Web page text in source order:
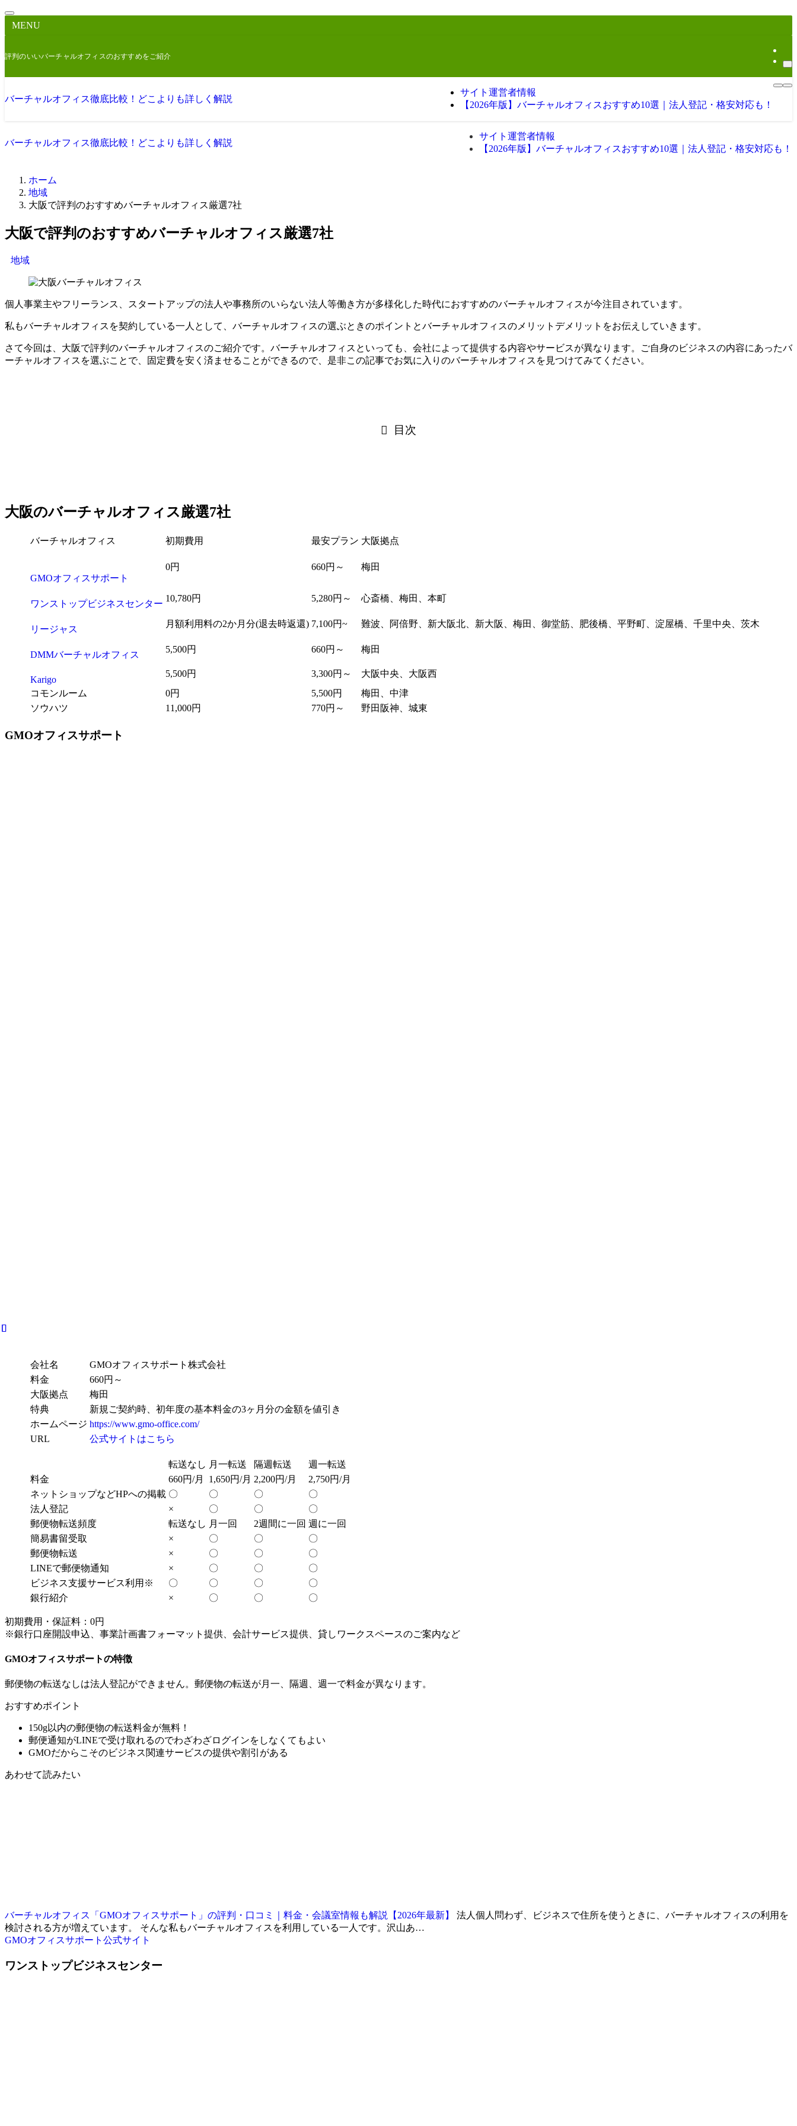
MENU
評判のいいバーチャルオフィスのおすすめをご紹介
バーチャルオフィス徹底比較！どこよりも詳しく解説
サイト運営者情報
【2026年版】バーチャルオフィスおすすめ10選｜法人登記・格安対応も！
バーチャルオフィス徹底比較！どこよりも詳しく解説
サイト運営者情報
【2026年版】バーチャルオフィスおすすめ10選｜法人登記・格安対応も！
ホーム
地域
大阪で評判のおすすめバーチャルオフィス厳選7社
大阪で評判のおすすめバーチャルオフィス厳選7社
地域
個人事業主やフリーランス、スタートアップの法人や事務所のいらない法人等働き方が多様化した時代におすすめのバーチャルオフィスが今注目されています。
私もバーチャルオフィスを契約している一人として、バーチャルオフィスの選ぶときのポイントとバーチャルオフィスのメリットデメリットをお伝えしていきます。
さて今回は、大阪で評判のバーチャルオフィスのご紹介です。バーチャルオフィスといっても、会社によって提供する内容やサービスが異なります。ご自身のビジネスの内容にあったバ
ーチャルオフィスを選ぶことで、固定費を安く済ませることができるので、是非この記事でお気に入りのバーチャルオフィスを見つけてみてください。
目次
大阪のバーチャルオフィス厳選7社
バーチャルオフィス 初期費用 最安プラン 大阪拠点
GMOオフィスサポート
0円 660円～ 梅田
ワンストップビジネスセンター
10,780円 5,280円～ 心斎橋、梅田、本町
リージャス
月額利用料の2か月分(退去時返還) 7,100円~ 難波、阿倍野、新大阪北、新大阪、梅田、御堂筋、肥後橋、平野町、淀屋橋、千里中央、茨木
DMMバーチャルオフィス
5,500円 660円～ 梅田
Karigo
5,500円 3,300円～
大阪中央、大阪西
コモンルーム
0円 5,500円
梅田、中津
ソウハツ
11,000円 770円～ 野田阪神、城東
GMOオフィスサポート
会社名
GMOオフィスサポート株式会社
料金
660円～
大阪拠点
梅田
特典
新規ご契約時、初年度の基本料金の3ヶ月分の金額を値引き
ホームページ https://www.gmo-office.com/
URL
公式サイトはこちら
転送なし 月一転送 隔週転送
週一転送
料金
660円/月 1,650円/月 2,200円/月
2,750円/月
ネットショップなどHPへの掲載 〇 〇 〇
〇
法人登記
× 〇 〇
〇
郵便物転送頻度
転送なし 月一回 2週間に一回 週に一回
簡易書留受取
× 〇 〇
〇
郵便物転送
× 〇 〇
〇
LINEで郵便物通知
× 〇 〇
〇
ビジネス支援サービス利用※
〇 〇 〇
〇
銀行紹介
× 〇 〇 〇
初期費用・保証料：0円
※銀行口座開設申込、事業計画書フォーマット提供、会計サービス提供、貸しワークスペースのご案内など
GMOオフィスサポートの特徴
郵便物の転送なしは法人登記ができません。郵便物の転送が月一、隔週、週一で料金が異なります。
おすすめポイント
150g以内の郵便物の転送料金が無料！
郵便通知がLINEで受け取れるのでわざわざログインをしなくてもよい
GMOだからこそのビジネス関連サービスの提供や割引がある
あわせて読みたい
バーチャルオフィス「GMOオフィスサポート」の評判・口コミ｜料金・会議室情報も解説【2026年最新】
法人個人問わず、ビジネスで住所を使うときに、バーチャルオフィスの利用を
検討される方が増えています。 そんな私もバーチャルオフィスを利用している一人です。沢山あ…
GMOオフィスサポート公式サイト
ワンストップビジネスセンター